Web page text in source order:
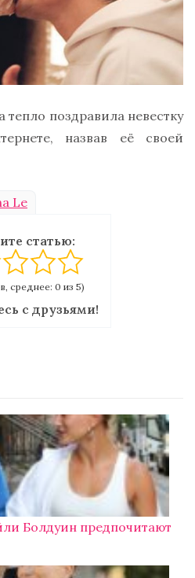
поздравила невестку
назвав её своей
Le
статью:
среднее: 0 из 5)
с друзьями!
Болдуин предпочитают